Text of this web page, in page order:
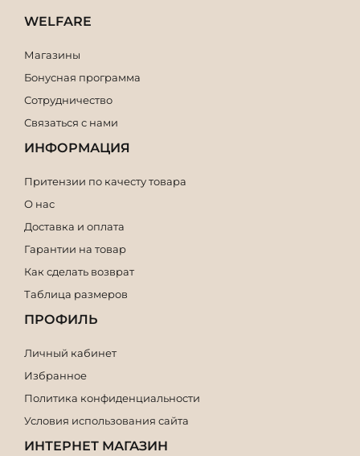
WELFARE
Магазины
Бонусная программа
Сотрудничество
Связаться с нами
ИНФОРМАЦИЯ
Притензии по качесту товара
О нас
Доставка и оплата
Гарантии на товар
Как сделать возврат
Таблица размеров
ПРОФИЛЬ
Личный кабинет
Избранное
Политика конфиденциальности
Условия использования сайта
ИНТЕРНЕТ МАГАЗИН